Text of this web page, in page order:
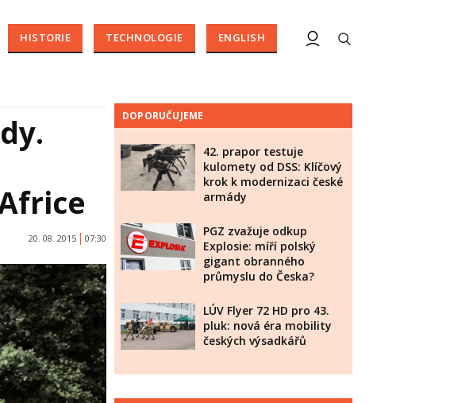
HISTORIE TECHNOLOGIE ENGLISH
20. 08. 2015 07:30
DOPORUČUJEME
42. prapor testuje
kulomety od DSS: Klíčový
krok k modernizaci české
armády
PGZ zvažuje odkup
Explosie: míří polský
gigant obranného
průmyslu do Česka?
LÚV Flyer 72 HD pro 43.
pluk: nová éra mobility
českých výsadkářů